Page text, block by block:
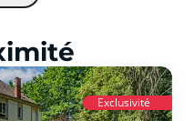
Exclusivité